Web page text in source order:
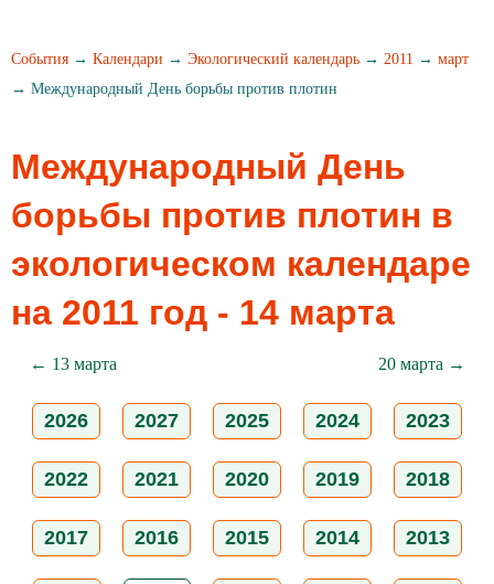
События → Календари → Экологический календарь → 2011 → март
→ Международный День борьбы против плотин
Международный День
борьбы против плотин в
экологическом календаре
на 2011 год - 14 марта
← 13 марта 20 марта →
2026 2027 2025 2024 2023
2022 2021 2020 2019 2018
2017 2016 2015 2014 2013